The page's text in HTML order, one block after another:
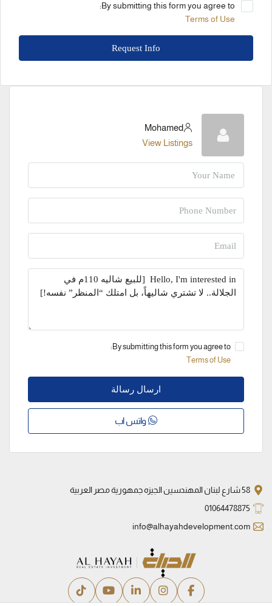
By submitting this form you agree to:
Terms of Use
Request Info
Mohamed
View Listings
By submitting this form you agree to:
Terms of Use
ارسال رسالة
واتس اب
58 شارع لبنان المهندسين الجيزه جمهورية مصر العربية
01064478875
info@alhayahdevelopment.com